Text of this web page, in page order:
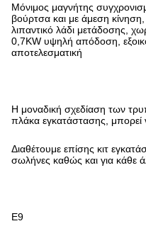
Μόνιμος μαγνήτης
βούρτσα και με άμεση
λιπαντικό λάδι μετάδοσης,
0,7KW υψηλή απόδοση,
αποτελεσματική
Η μοναδική σχεδίαση των
πλάκα εγκατάστασης, μπορεί
Διαθέτουμε επίσης κιτ
σωλήνες καθώς και για κάθε
Ε9